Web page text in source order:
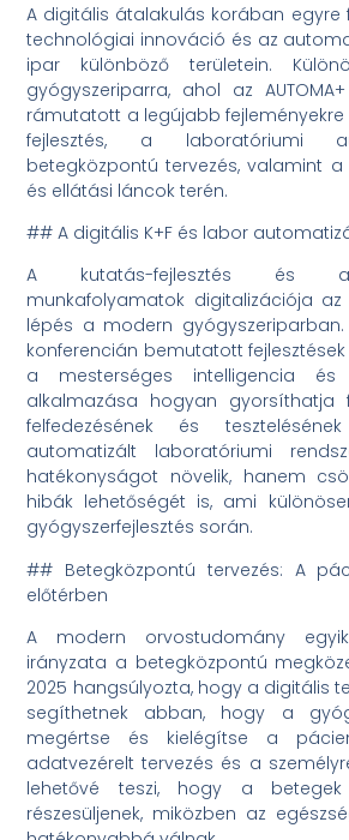
A digitális átalakulás korában
technológiai innováció és az
ipar különböző területein.
gyógyszeriparra, ahol az
rámutatott a legújabb
fejlesztés, a laboratóriumi
betegközpontú tervezés, valamint
és ellátási láncok terén.
## A digitális K+F és labor
A kutatás-fejlesztés és a
munkafolyamatok digitalizációja
lépés a modern gyógyszeriparban.
konferencián bemutatott
a mesterséges intelligencia
alkalmazása hogyan gyorsíthatja
felfedezésének és
automatizált laboratóriumi
hatékonyságot növelik, hanem
hibák lehetőségét is, ami
gyógyszerfejlesztés során.
## Betegközpontú tervezés: A
előtérben
A modern orvostudomány
irányzata a betegközpontú
2025 hangsúlyozta, hogy a digitális
segíthetnek abban, hogy a
megértse és kielégítse a
adatvezérelt tervezés és a
lehetővé teszi, hogy a
részesüljenek, miközben az